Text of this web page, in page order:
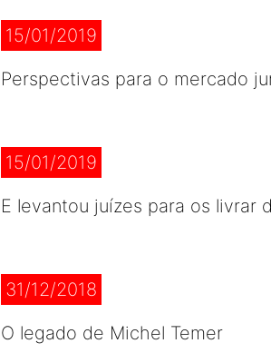
15/01/2019
Perspectivas para o mercado
15/01/2019
E levantou juízes para os livrar
31/12/2018
O legado de Michel Temer